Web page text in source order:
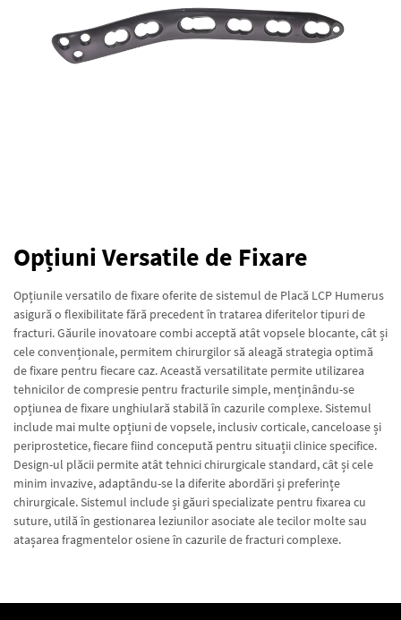
Opțiuni Versatile de Fixare
Opțiunile versatilo de fixare oferite de sistemul de Placă LCP Humerus
asigură o flexibilitate fără precedent în tratarea diferitelor tipuri de
fracturi. Găurile inovatoare combi acceptă atât vopsele blocante, cât și
cele convenționale, permitem chirurgilor să aleagă strategia optimă
de fixare pentru fiecare caz. Această versatilitate permite utilizarea
tehnicilor de compresie pentru fracturile simple, menținându-se
opțiunea de fixare unghiulară stabilă în cazurile complexe. Sistemul
include mai multe opțiuni de vopsele, inclusiv corticale, canceloase și
periprostetice, fiecare fiind concepută pentru situații clinice specifice.
Design-ul plăcii permite atât tehnici chirurgicale standard, cât și cele
minim invazive, adaptându-se la diferite abordări și preferințe
chirurgicale. Sistemul include și găuri specializate pentru fixarea cu
suture, utilă în gestionarea leziunilor asociate ale tecilor molte sau
atașarea fragmentelor osiene în cazurile de fracturi complexe.